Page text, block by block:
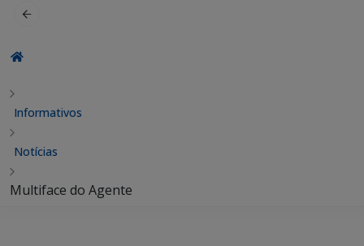
Informativos
Notícias
Multiface do Agente